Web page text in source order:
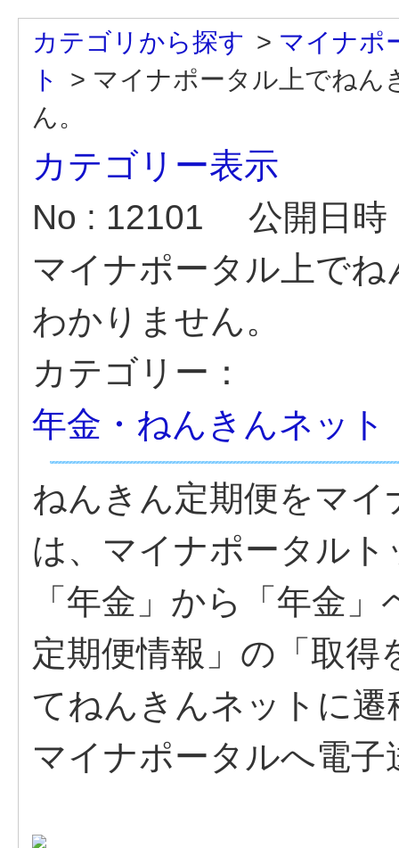
カテゴリから探す > マイナポ
ト
> マイナポータル上でねん
ん。
カテゴリー表示
No : 12101
公開日
マイナポータル上で
わかりません。
カテゴリー：
年金・ねんきんネット
ねんきん定期便をマ
は、マイナポータル
「年金」から「年金
定期便情報」の「取
てねんきんネットに
マイナポータルへ電